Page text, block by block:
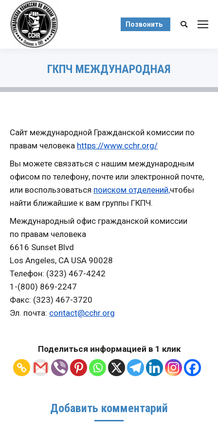
Позвонить Поиск:
ГКПЧ МЕЖДУНАРОДНАЯ
Сайт международной Гражданской комиссии по
правам человека https://www.cchr.org/
Вы можете связаться с нашим международным
офисом по телефону, почте или электронной почте,
или воспользоваться поиском отделений,чтобы
найти ближайшие к вам группы ГКПЧ.
Международный офис гражданской комиссии
по правам человека
6616 Sunset Blvd
Los Angeles, CA USA 90028
Телефон: (323) 467-4242
1-(800) 869-2247
Факс: (323) 467-3720
Эл. почта: contact@cchr.org
Поделиться информацией в 1 клик
Добавить комментарий